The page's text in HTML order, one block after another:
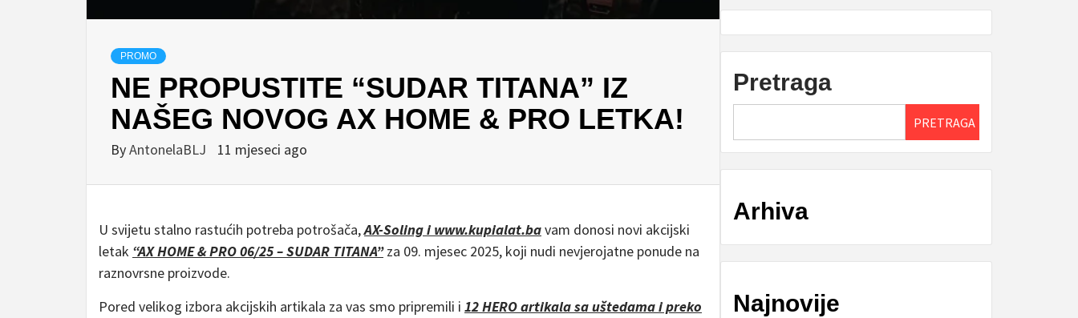
PROMO
NE PROPUSTITE “SUDAR TITANA” IZ
NAŠEG NOVOG AX HOME & PRO LETKA!
ByAntonelaBLJ 11 mjeseci ago
U svijetu stalno rastućih potreba potrošača,AX-Soling i www.kupialat.bavam donosi novi akcijski
letak “AX HOME & PRO 06/25 – SUDAR TITANA”za 09. mjesec 2025, koji nudi nevjerojatne ponude na
raznovrsne proizvode.
Pored velikog izbora akcijskih artikala za vas smo pripremili i 12 HERO artikala sa uštedama i preko
Pretraga
PRETRAGA
Arhiva
Najnovije